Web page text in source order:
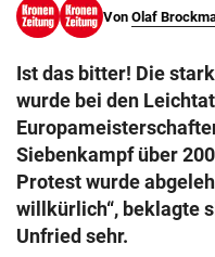
search
eingeben
© Krone Multimedia GmbH
Muthgasse 2, 1190 Wien
Von Olaf
Ist das bitter! Die
wurde bei den
Siebenkampf über
Protest wurde
willkürlich“, beklagte
Unfried sehr.